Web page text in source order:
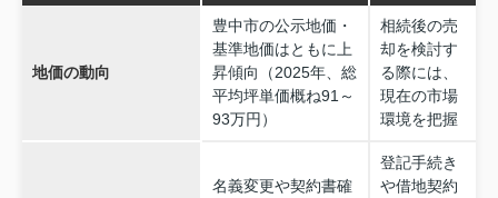
地価の動向
豊中市の公示地価・
基準地価はともに上
昇傾向（2025年、総
平均坪単価概ね91～
93万円）
相続後の売
却を検討す
る際には、
現在の市場
環境を把握
名義変更や契約書確
登記手続き
や借地契約